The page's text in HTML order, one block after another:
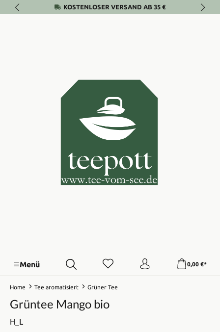
Zum Hauptinhalt springenKOSTENLOSER VERSAND AB 35 €
Menü 0,00 €*
Home Tee aromatisiert Grüner Tee
Grüntee Mango bio
H_L